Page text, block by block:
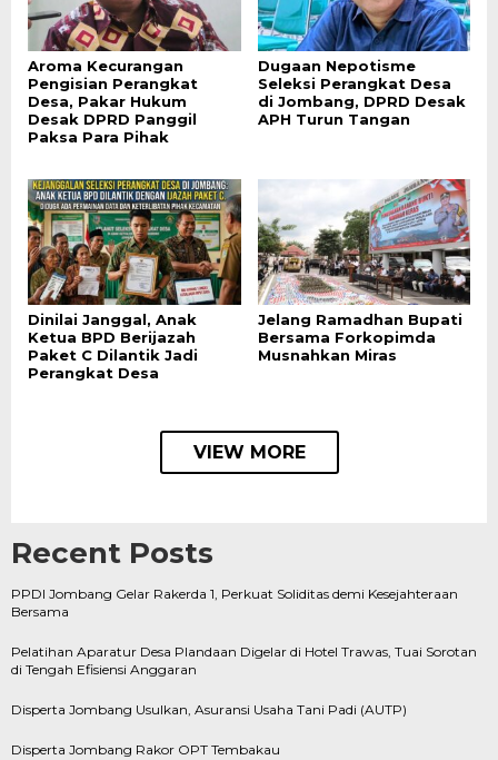
Aroma Kecurangan
Pengisian Perangkat
Desa, Pakar Hukum
Desak DPRD Panggil
Paksa Para Pihak
Dugaan Nepotisme
Seleksi Perangkat Desa
di Jombang, DPRD Desak
APH Turun Tangan
Dinilai Janggal, Anak
Ketua BPD Berijazah
Paket C Dilantik Jadi
Perangkat Desa
Jelang Ramadhan Bupati
Bersama Forkopimda
Musnahkan Miras
VIEW MORE
Recent Posts
PPDI Jombang Gelar Rakerda 1, Perkuat Soliditas demi Kesejahteraan
Bersama
Pelatihan Aparatur Desa Plandaan Digelar di Hotel Trawas, Tuai Sorotan
di Tengah Efisiensi Anggaran
Disperta Jombang Usulkan, Asuransi Usaha Tani Padi (AUTP)
Disperta Jombang Rakor OPT Tembakau